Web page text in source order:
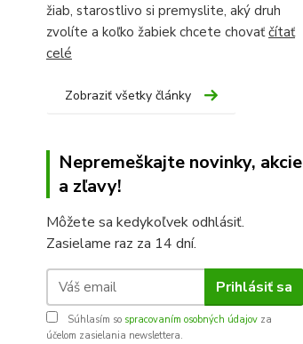
žiab, starostlivo si premyslite, aký druh
zvolíte a koľko žabiek chcete chovaťčítať
celé
Zobraziť všetky články
Nepremeškajte novinky, akcie
a zľavy!
Môžete sa kedykoľvek odhlásiť.
Zasielame raz za 14 dní.
Prihlásiť sa
Súhlasím so spracovaním osobných údajov za
účelom zasielania newslettera.